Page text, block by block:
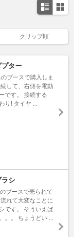
クリップ順
ター
ブースで購入しま
して、右側を電動
です。 接続する
り! タイヤ ...
ラシ
ブースで売られて
れて大変なことに
です。 そういえば
。。 ちょうどい ...